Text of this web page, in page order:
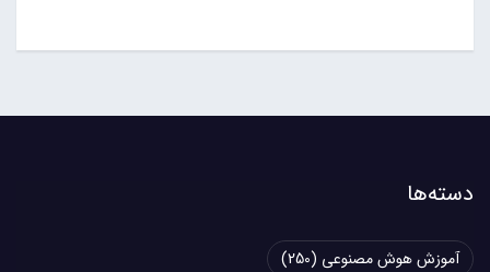
دسته‌ها
آموزش هوش مصنوعی (250)